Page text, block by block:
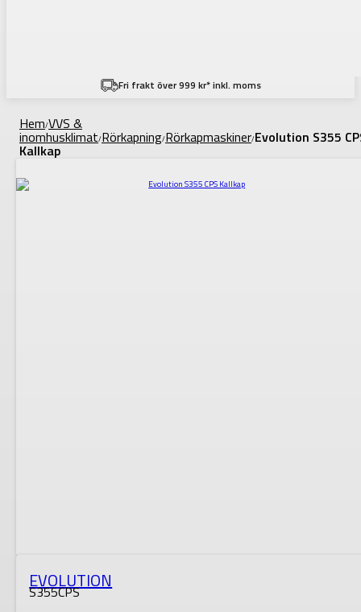
Fri frakt över 999 kr* inkl. moms
Hem/VVS &
inomhusklimat/Rörkapning/Rörkapmaskiner/Evolution S355
Kallkap
EVOLUTION
S355CPS